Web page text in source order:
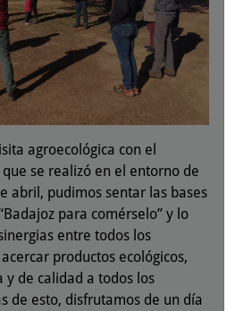
agroecológica con el
que se realizó en el entorno de
abril, pudimos sentar las bases
para comérselo” y lo
entre todos los
productos ecológicos,
y de calidad a todos los
de esto, disfrutamos de un día